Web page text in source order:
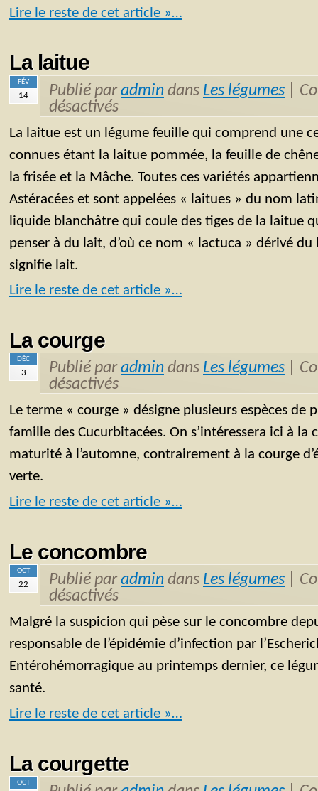
Lire le reste de cet article »…
La laitue
FÉV
14 Publié paradmin dans Les légumes
désactivés
La laitue est un légume feuille qui comprend une
connues étant la laitue pommée, la feuille de
la frisée et la Mâche. Toutes ces variétés
Astéracées et sont appelées « laitues » du nom
liquide blanchâtre qui coule des tiges de la laitue
penser à du lait, d’où ce nom « lactuca » dérivé
signifie lait.
Lire le reste de cet article »…
La courge
DÉC
3 Publié paradmin dans Les légumes
désactivés
Le terme « courge » désigne plusieurs espèces de
famille des Cucurbitacées. On s’intéressera ici à la
maturité à l’automne, contrairement à la courge
verte.
Lire le reste de cet article »…
Le concombre
OCT
22 Publié paradmin dans Les légumes
désactivés
Malgré la suspicion qui pèse sur le concombre
responsable de l’épidémie d’infection par
Entérohémorragique au printemps dernier, ce
santé.
Lire le reste de cet article »…
La courgette
OCT